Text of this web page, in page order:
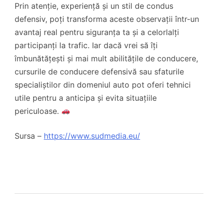
Prin atenție, experiență și un stil de condus
defensiv, poți transforma aceste observații într-un
avantaj real pentru siguranța ta și a celorlalți
participanți la trafic. Iar dacă vrei să îți
îmbunătățești și mai mult abilitățile de conducere,
cursurile de conducere defensivă sau sfaturile
specialiștilor din domeniul auto pot oferi tehnici
utile pentru a anticipa și evita situațiile
periculoase.
Sursa – https://www.sudmedia.eu/